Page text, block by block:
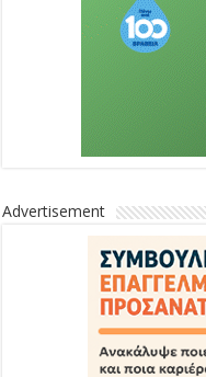
Advertisement